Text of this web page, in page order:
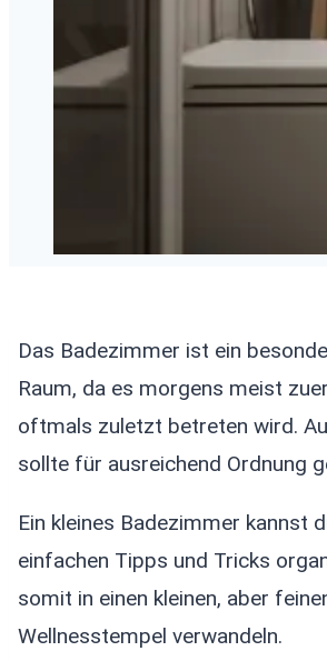
Das Badezimmer ist ein
Raum, da es morgens meist
oftmals zuletzt betreten wird.
sollte für ausreichend Ordnung
Ein kleines Badezimmer kannst
einfachen Tipps und Tricks
somit in einen kleinen, aber
Wellnesstempel verwandeln.